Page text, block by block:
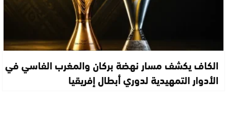
الكاف يكشف مسار نهضة بركان والمغرب الفاسي في
الأدوار التمهيدية لدوري أبطال إفريقيا